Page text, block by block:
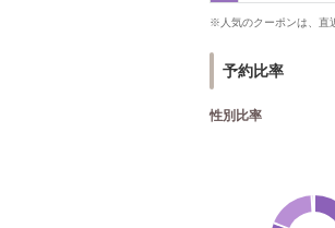
※人気のクーポンは、直
予約比率
性別比率